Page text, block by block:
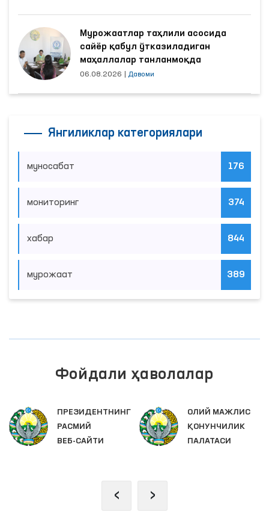
Мурожаатлар таҳлили асосида
сайёр қабул ўтказиладиган
маҳаллалар танланмоқда
06.08.2026 Давоми
Янгиликлар категориялари
муносабат 176
мониторинг 374
хабар 844
мурожаат 389
Фойдали ҳаволалар
ПРЕЗИДЕНТНИНГ
РАСМИЙ
ВЕБ-САЙТИ
ОЛИЙ МАЖЛИС
ҚОНУНЧИЛИК
ПАЛАТАСИ
‹ ›